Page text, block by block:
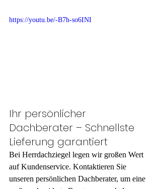
https://youtu.be/-B7h-so6INI
Ihr persönlicher
Dachberater – Schnellste
Lieferung garantiert
Bei Herrdachziegel legen wir großen Wert
auf Kundenservice. Kontaktieren Sie
unseren persönlichen Dachberater, um eine